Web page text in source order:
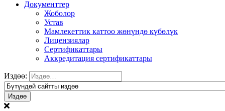
Документтер
Жоболор
Устав
Мамлекеттик каттоо жөнүндө күбөлүк
Лицензиялар
Сертификаттары
Аккредитация сертификаттары
Издөө: